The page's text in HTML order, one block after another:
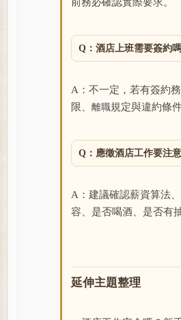
Q：酒店上班需要簽約
A：不一定，若有簽約
限、 離職規定與違約條件
Q：應徵酒店工作要注
A：建議確認薪資算法
容、是否喝酒、是否有
延伸主題整理